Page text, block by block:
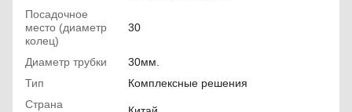
Посадочное
место (диаметр
колец)
30
Диаметр трубки
30мм.
Тип
Комплексные решения
Страна